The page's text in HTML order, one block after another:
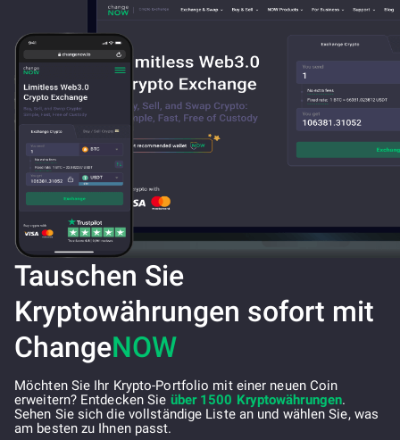
Tauschen Sie
Kryptowährungen sofort mit
ChangeNOW
Möchten Sie Ihr Krypto-Portfolio mit einer neuen Coin
erweitern? Entdecken Sie über 1500 Kryptowährungen.
Sehen Sie sich die vollständige Liste an und wählen Sie, was
am besten zu Ihnen passt.